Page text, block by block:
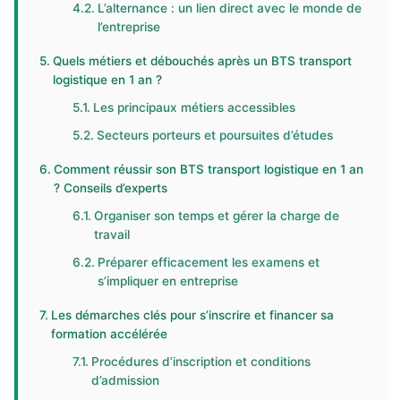
L’alternance : un lien direct avec le monde de
l’entreprise
Quels métiers et débouchés après un BTS transport
logistique en 1 an ?
Les principaux métiers accessibles
Secteurs porteurs et poursuites d’études
Comment réussir son BTS transport logistique en 1 an
? Conseils d’experts
Organiser son temps et gérer la charge de
travail
Préparer efficacement les examens et
s’impliquer en entreprise
Les démarches clés pour s’inscrire et financer sa
formation accélérée
Procédures d’inscription et conditions
d’admission